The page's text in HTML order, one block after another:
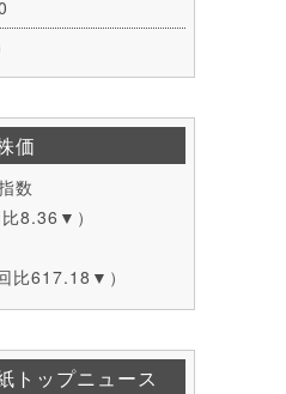
価
数
8.36▼）
比617.18▼）
トップニュース